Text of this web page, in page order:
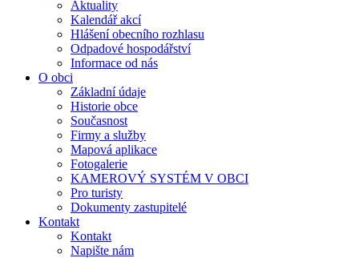
Aktuality
Kalendář akcí
Hlášení obecního rozhlasu
Odpadové hospodářství
Informace od nás
O obci
Základní údaje
Historie obce
Současnost
Firmy a služby
Mapová aplikace
Fotogalerie
KAMEROVÝ SYSTÉM V OBCI
Pro turisty
Dokumenty zastupitelé
Kontakt
Kontakt
Napište nám